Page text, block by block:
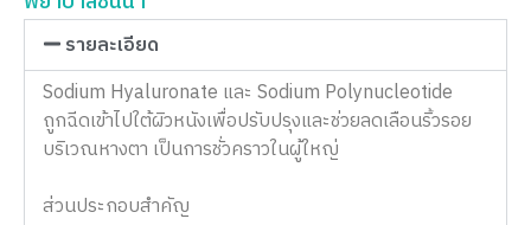
รายละเอียด
Sodium Hyaluronate และ Sodium Polynucleotide
ถูกฉีดเข้าไปใต้ผิวหนังเพื่อปรับปรุงและช่วยลดเลือนริ้วรอย
บริเวณหางตา เป็นการชั่วคราวในผู้ใหญ่
ส่วนประกอบสําคัญ